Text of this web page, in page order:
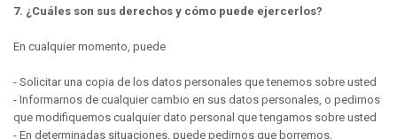
7. ¿Cuáles son sus derechos y cómo puede ejercerlos?
En cualquier momento, puede
- Solicitar una copia de los datos personales que tenemos sobre usted
- Informarnos de cualquier cambio en sus datos personales, o pedirnos
que modifiquemos cualquier dato personal que tengamos sobre usted
- En determinadas situaciones, puede pedirnos que borremos,